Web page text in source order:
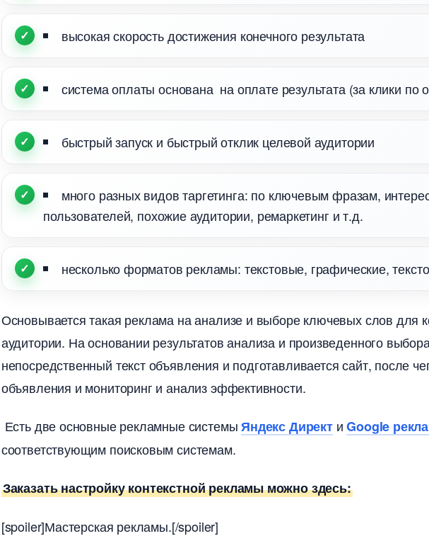
ысокая скорость достижения конечного результата
система оплаты основана на оплате результата (за клики по
ыстрый запуск и быстрый отклик целевой аудитории
много разных видов таргетинга: по ключевым фразам,
пользователей, похожие аудитории, ремаркетинг и т.д.
несколько форматов рекламы: текстовые, графические,
Основывается такая реклама на анализе и выборе ключевых слов для
аудитории. На основании результатов анализа и произведенного
непосредственный текст объявления и подготавливается сайт, после
объявления и мониторинг и анализ эффективности.
Есть две основные рекламные системыЯндекс ДиректиGoogle
соответствующим поисковым системам.
Заказать настройку контекстной рекламы можно здесь:
[spoiler]Мастерская рекламы.[/spoiler]